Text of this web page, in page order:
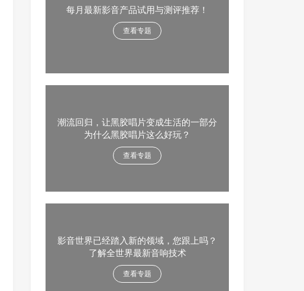
每月最新影音产品试用与测评推荐！
查看专题
潮流回归，让黑胶唱片变成生活的一部分
为什么黑胶唱片这么好玩？
查看专题
影音世界已经踏入新的领域，您跟上吗？
了解全世界最新音响技术
查看专题